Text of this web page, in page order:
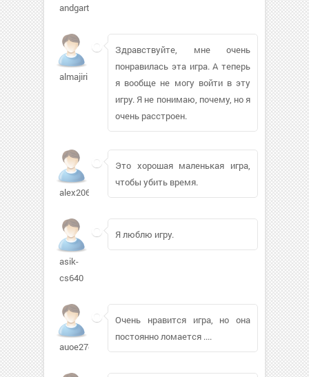
andgartman
almajiri
Здравствуйте, мне очень
понравилась эта игра. А теперь
я вообще не могу войти в эту
игру. Я не понимаю, почему, но я
очень расстроен.
alex2068
Это хорошая маленькая игра,
чтобы убить время.
asik-
cs640
Я люблю игру.
auoe27de1
Очень нравится игра, но она
постоянно ломается ....